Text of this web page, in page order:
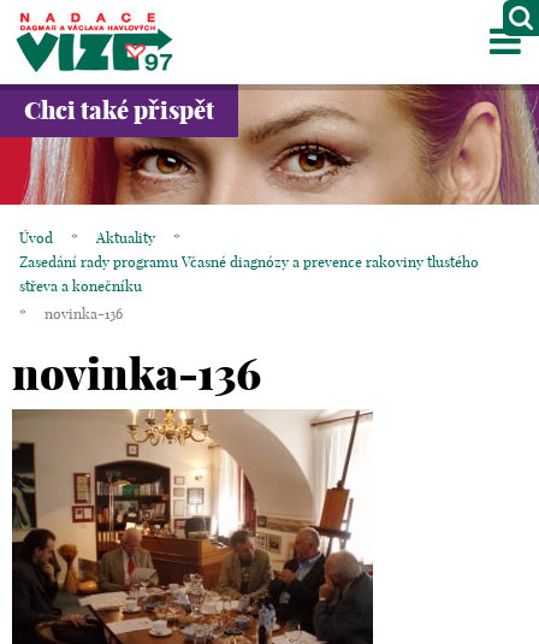
O NÁS
PROJEKTY
GALERIE
KONTAKTY
OBCHOD
KOŠÍK
EN
Chci také přispět
Úvod * Aktuality
*
Zasedání rady programu Včasné diagnózy a prevence rakoviny tlustého
střeva a konečníku
*
novinka-136
novinka-136